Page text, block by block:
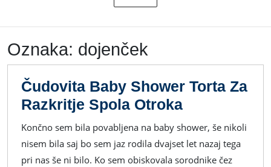
Oznaka: dojenček
Čudovita Baby Shower Torta Za
Razkritje Spola OtrokaČudovita
Baby
Shower
Torta
Končno sem bila povabljena na baby shower, še nikoli
nisem bila saj bo sem jaz rodila dvajset let nazaj tega
pri nas še ni bilo. Ko sem obiskovala sorodnike čez